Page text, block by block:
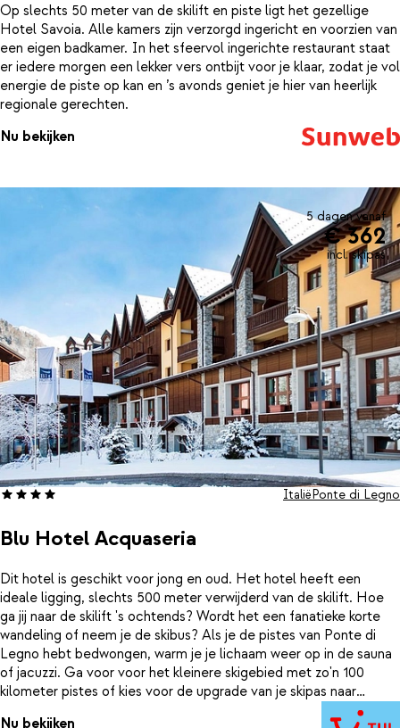
Op slechts 50 meter van de skilift en piste ligt het gezellige
Hotel Savoia. Alle kamers zijn verzorgd ingericht en voorzien van
een eigen badkamer. In het sfeervol ingerichte restaurant staat
er iedere morgen een lekker vers ontbijt voor je klaar, zodat je vol
energie de piste op kan en ’s avonds geniet je hier van heerlijk
regionale gerechten.
Nu bekijken
5 dagen vanaf
€ 362
incl. skipas
Blu Hotel Acquaseria
ItaliëPonte di Legno
Dit hotel is geschikt voor jong en oud. Het hotel heeft een
ideale ligging, slechts 500 meter verwijderd van de skilift. Hoe
ga jij naar de skilift 's ochtends? Wordt het een fanatieke korte
wandeling of neem je de skibus? Als je de pistes van Ponte di
Legno hebt bedwongen, warm je je lichaam weer op in de sauna
of jacuzzi. Ga voor voor het kleinere skigebied met zo'n 100
kilometer pistes of kies voor de upgrade van je skipas naar
Superskirama. Er zijn mogelijkheden voor iedereen. In het hotel
Nu bekijken